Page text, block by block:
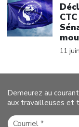
11
Demeurez au
aux travailleuses et